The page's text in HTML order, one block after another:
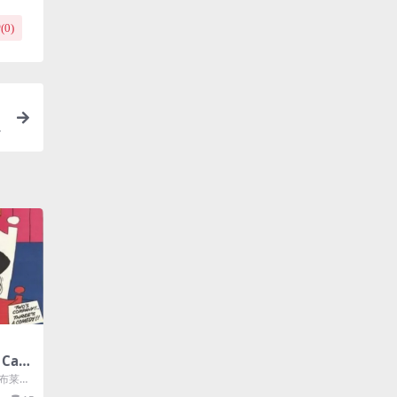
0)
恩·